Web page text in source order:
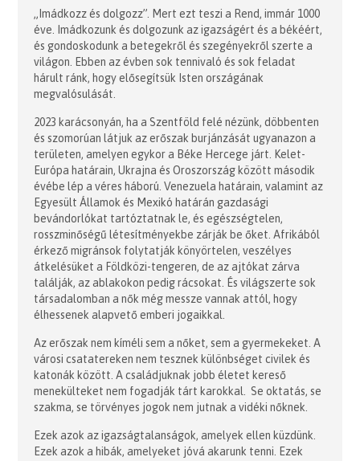
„Imádkozz és dolgozz”. Mert ezt teszi a Rend, immár 1000
éve. Imádkozunk és dolgozunk az igazságért és a békéért,
és gondoskodunk a betegekről és szegényekről szerte a
világon. Ebben az évben sok tennivaló és sok feladat
hárult ránk, hogy elősegítsük Isten országának
megvalósulását.
2023 karácsonyán, ha a Szentföld felé nézünk, döbbenten
és szomorúan látjuk az erőszak burjánzását ugyanazon a
területen, amelyen egykor a Béke Hercege járt. Kelet-
Európa határain, Ukrajna és Oroszország között második
évébe lép a véres háború. Venezuela határain, valamint az
Egyesült Államok és Mexikó határán gazdasági
bevándorlókat tartóztatnak le, és egészségtelen,
rosszminőségű létesítményekbe zárják be őket. Afrikából
érkező migránsok folytatják könyörtelen, veszélyes
átkelésüket a Földközi-tengeren, de az ajtókat zárva
találják, az ablakokon pedig rácsokat. És világszerte sok
társadalomban a nők még messze vannak attól, hogy
élhessenek alapvető emberi jogaikkal.
Az erőszak nem kíméli sem a nőket, sem a gyermekeket. A
városi csatatereken nem tesznek különbséget civilek és
katonák között. A családjuknak jobb életet kereső
menekülteket nem fogadják tárt karokkal. Se oktatás, se
szakma, se törvényes jogok nem jutnak a vidéki nőknek.
Ezek azok az igazságtalanságok, amelyek ellen küzdünk.
Ezek azok a hibák, amelyeket jóvá akarunk tenni. Ezek